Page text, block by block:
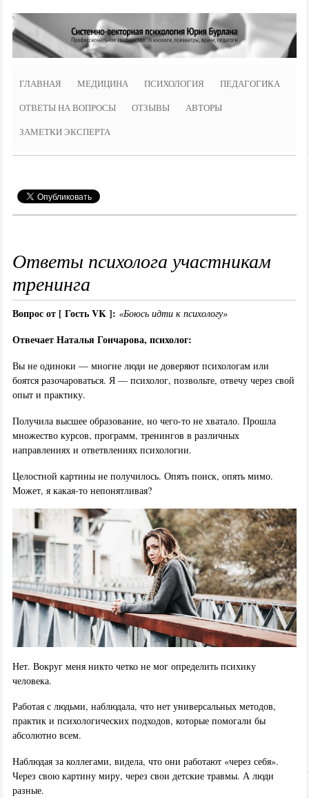
ГЛАВНАЯ МЕДИЦИНА ПСИХОЛОГИЯ ПЕДАГОГИКА
ОТВЕТЫ НА ВОПРОСЫ ОТЗЫВЫ АВТОРЫ
ЗАМЕТКИ ЭКСПЕРТА
Ответы психолога участникам
тренинга
Вопрос от [ Гость VK ]: «Боюсь идти к психологу»
Отвечает Наталья Гончарова, психолог:
Вы не одиноки — многие люди не доверяют психологам или
боятся разочароваться. Я — психолог, позвольте, отвечу через свой
опыт и практику.
Получила высшее образование, но чего-то не хватало. Прошла
множество курсов, программ, тренингов в различных
направлениях и ответвлениях психологии.
Целостной картины не получилось. Опять поиск, опять мимо.
Может, я какая-то непонятливая?
Нет. Вокруг меня никто четко не мог определить психику
человека.
Работая с людьми, наблюдала, что нет универсальных методов,
практик и психологических подходов, которые помогали бы
абсолютно всем.
Наблюдая за коллегами, видела, что они работают «через себя».
Через свою картину миру, через свои детские травмы. А люди
разные.